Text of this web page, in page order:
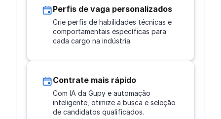
Perfis de vaga personalizados
Crie perfis de habilidades técnicas e
comportamentais específicas para
cada cargo na indústria.
Contrate mais rápido
Com IA da Gupy e automação
inteligente, otimize a busca e seleção
de candidatos qualificados.